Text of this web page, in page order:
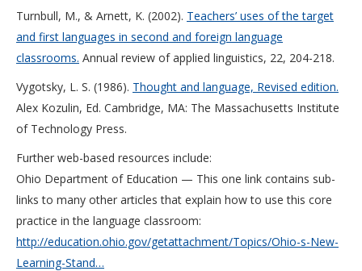
Turnbull, M., & Arnett, K. (2002). Teachers’ uses of the target
and first languages in second and foreign language
classrooms. Annual review of applied linguistics, 22, 204-218.
Vygotsky, L. S. (1986). Thought and language, Revised edition.
Alex Kozulin, Ed. Cambridge, MA: The Massachusetts Institute
of Technology Press.
Further web-based resources include:
Ohio Department of Education — This one link contains sub-
links to many other articles that explain how to use this core
practice in the language classroom:
http://education.ohio.gov/getattachment/Topics/Ohio-s-New-
Learning-Stand…